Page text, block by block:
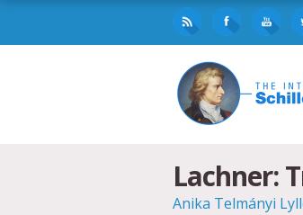
Lachner:
Anika Telmányi